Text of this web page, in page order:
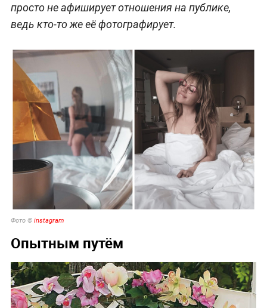
просто не афиширует отношения на публике,
ведь кто-то же её фотографирует.
Фото © instagram
Опытным путём